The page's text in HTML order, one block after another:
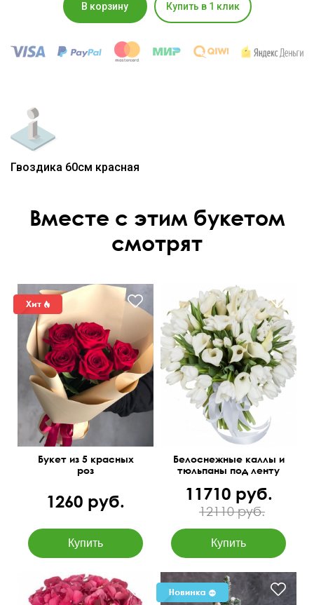
В корзину Купить в 1 клик
Гвоздика 60см красная
Вместе с этим букетом
смотрят
Букет из 5 красных
роз
1260 руб.
Белоснежные каллы и
тюльпаны под ленту
11710 руб.
12110 руб.